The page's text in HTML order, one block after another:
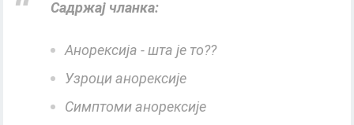
Садржај чланка:
Анорексија - шта је то??
Узроци анорексије
Симптоми анорексије